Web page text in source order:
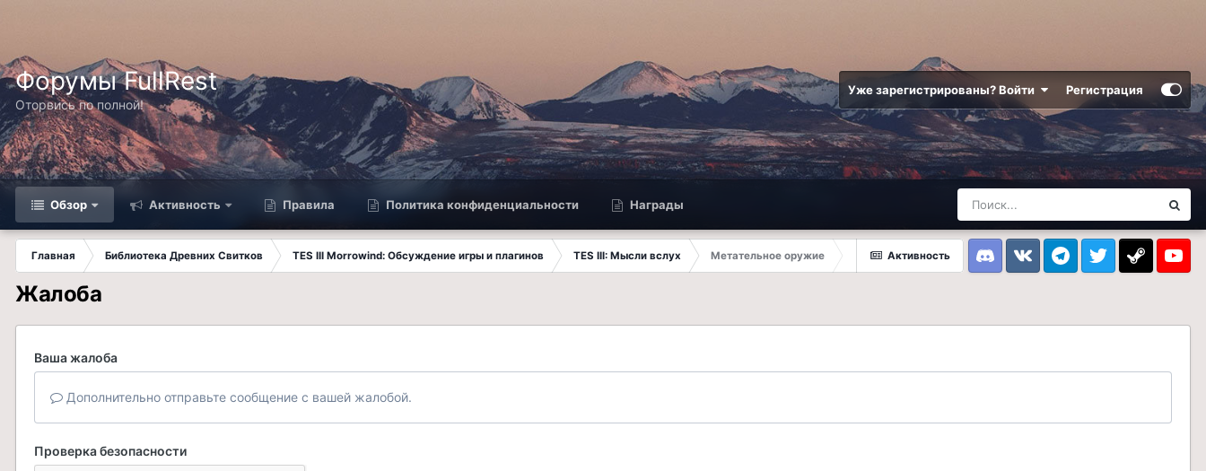
Форумы FullRest
Оторвись по полной!
Уже зарегистрированы? Войти Регистрация
Обзор Активность Правила Политика конфиденциальности Награды
Активность
Главная Библиотека Древних Свитков TES III Morrowind: Обсуждение игры и плагинов TES III: Мысли вслух
Метательное оружие
DiscordVK TelegramTwitter Steam
Жалоба
Ваша жалоба
Дополнительно отправьте сообщение с вашей жалобой.
Проверка безопасности